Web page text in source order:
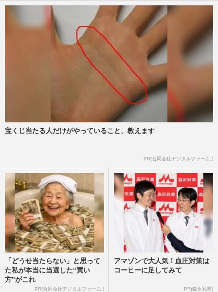
宝くじ当たる人だけがやっていること、教えます
PR(合同会社デジタルファーム )
「どうせ当たらない」と思って
た私が本当に当選した“買い
方”がこれ
PR(合同会社デジタルファーム )
アマゾンで大人気！血圧対策は
コーヒーに足してみて
PR(森永乳業)